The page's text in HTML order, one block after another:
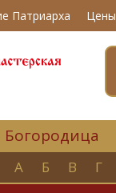
Патриарха Цены
Богородица
А Б В Г